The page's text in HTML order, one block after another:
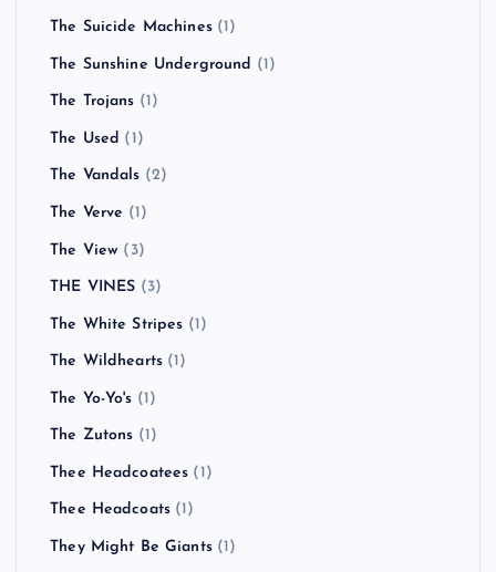
The Suicide Machines(1)
The Sunshine Underground (1)
The Trojans (1)
The Used (1)
The Vandals (2)
The Verve (1)
The View (3)
THE VINES (3)
The White Stripes (1)
The Wildhearts (1)
The Yo-Yo's (1)
The Zutons (1)
Thee Headcoatees (1)
Thee Headcoats (1)
They Might Be Giants(1)